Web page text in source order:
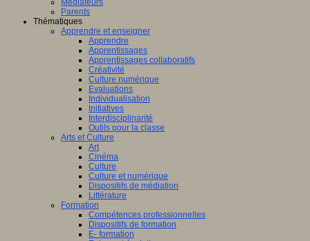
Médiateurs
Parents
Thématiques
Apprendre et enseigner
Apprendre
Apprentissages
Apprentissages collaboratifs
Créativité
Culture numérique
Evaluations
Individualisation
Initiatives
Interdisciplinarité
Outils pour la classe
Arts et Culture
Art
Cinéma
Culture
Culture et numérique
Dispositifs de médiation
Littérature
Formation
Compétences professionnelles
Dispositifs de formation
E- formation